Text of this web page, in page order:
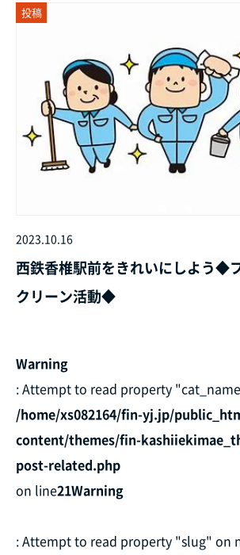
投稿
2023.10.16
西鉄香椎駅前をきれいにしよう◆
クリーン活動◆
Warning
: Attempt to read property
/home/xs082164/fin-yj.jp/
content/themes/fin-
post-related.php
on line21Warning
: Attempt to read property "slug" on